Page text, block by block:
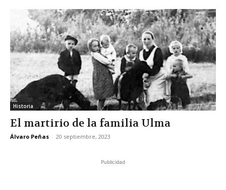
Historia
El martirio de la familia Ulma
Álvaro Peñas - 20 septiembre, 2023
Publicidad